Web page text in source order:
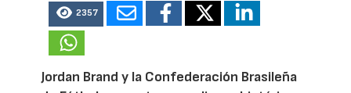
2357
Jordan Brand y la Confederación Brasileña